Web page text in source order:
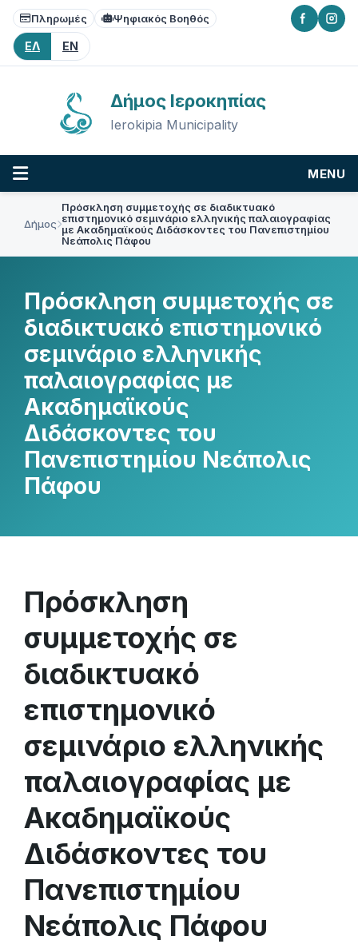
Skip
content
Skip
main
navigation
Skip
footer
Πληρωμές Ψηφιακός Βοηθός
ΕΛ EN
Δήμος Ιεροκηπίας
Ierokipia Municipality
MENU
Δήμος
Πρόσκληση συμμετοχής σε διαδικτυακό
επιστημονικό σεμινάριο ελληνικής παλαιογραφίας
με Ακαδημαϊκούς Διδάσκοντες του Πανεπιστημίου
Νεάπολις Πάφου
Πρόσκληση συμμετοχής σε
διαδικτυακό επιστημονικό
σεμινάριο ελληνικής
παλαιογραφίας με
Ακαδημαϊκούς
Διδάσκοντες του
Πανεπιστημίου Νεάπολις
Πάφου
Πρόσκληση
συμμετοχής σε
διαδικτυακό
επιστημονικό
σεμινάριο ελληνικής
παλαιογραφίας με
Ακαδημαϊκούς
Διδάσκοντες του
Πανεπιστημίου
Νεάπολις Πάφου